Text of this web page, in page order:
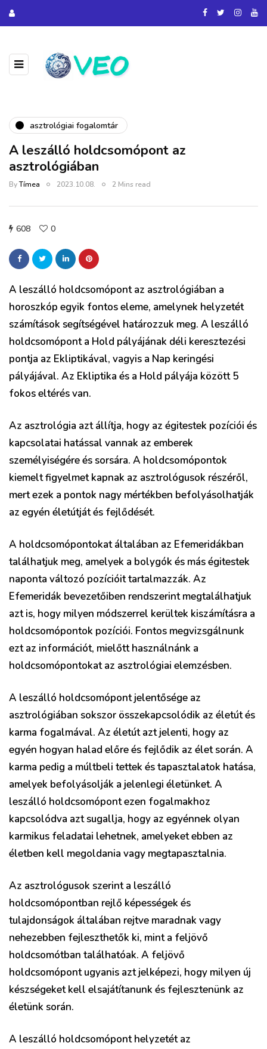
asztrológiai fogalomtár
A leszálló holdcsomópont az
asztrológiában
ByTímea 2023.10.08. 2 Mins read
608 0
A leszálló holdcsomópont az asztrológiában a
horoszkóp egyik fontos eleme, amelynek helyzetét
számítások segítségével határozzuk meg. A leszálló
holdcsomópont a Hold pályájának déli keresztezési
pontja az Ekliptikával, vagyis a Nap keringési
pályájával. Az Ekliptika és a Hold pályája között 5
fokos eltérés van.
Az asztrológia azt állítja, hogy az égitestek pozíciói és
kapcsolatai hatással vannak az emberek
személyiségére és sorsára. A holdcsomópontok
kiemelt figyelmet kapnak az asztrológusok részéről,
mert ezek a pontok nagy mértékben befolyásolhatják
az egyén életútját és fejlődését.
A holdcsomópontokat általában az Efemeridákban
találhatjuk meg, amelyek a bolygók és más égitestek
naponta változó pozícióit tartalmazzák. Az
Efemeridák bevezetőiben rendszerint megtalálhatjuk
azt is, hogy milyen módszerrel kerültek kiszámításra a
holdcsomópontok pozíciói. Fontos megvizsgálnunk
ezt az információt, mielőtt használnánk a
holdcsomópontokat az asztrológiai elemzésben.
A leszálló holdcsomópont jelentősége az
asztrológiában sokszor összekapcsolódik az életút és
karma fogalmával. Az életút azt jelenti, hogy az
egyén hogyan halad előre és fejlődik az élet során. A
karma pedig a múltbeli tettek és tapasztalatok hatása,
amelyek befolyásolják a jelenlegi életünket. A
leszálló holdcsomópont ezen fogalmakhoz
kapcsolódva azt sugallja, hogy az egyénnek olyan
karmikus feladatai lehetnek, amelyeket ebben az
életben kell megoldania vagy megtapasztalnia.
Az asztrológusok szerint a leszálló
holdcsomópontban rejlő képességek és
tulajdonságok általában rejtve maradnak vagy
nehezebben fejleszthetők ki, mint a feljövő
holdcsomótban találhatóak. A feljövő
holdcsomópont ugyanis azt jelképezi, hogy milyen új
készségeket kell elsajátítanunk és fejlesztenünk az
életünk során.
A leszálló holdcsomópont helyzetét az